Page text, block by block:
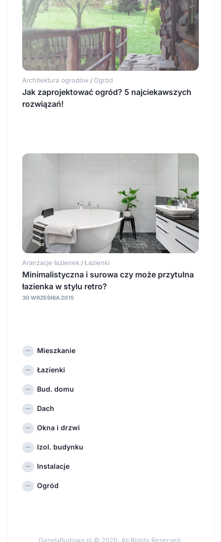
Architektura ogrodów / Ogród
Jak zaprojektować ogród? 5 najciekawszych
rozwiązań!
Aranżacje łazienek / Łazienki
Minimalistyczna i surowa czy może przytulna
łazienka w stylu retro?
30 WRZEŚNIA 2015
Mieszkanie
Łazienki
Bud. domu
Dach
Okna i drzwi
Izol. budynku
Instalacje
Ogród
GazetaBudowa.pl © 2026. All Rights Reserved.